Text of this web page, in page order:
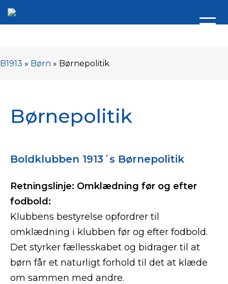
B1913 » Børn » Børnepolitik
Børnepolitik
Boldklubben 1913´s Børnepolitik
Retningslinje: Omklædning før og efter
fodbold:
Klubbens bestyrelse opfordrer til
omklædning i klubben før og efter fodbold.
Det styrker fællesskabet og bidrager til at
børn får et naturligt forhold til det at klæde
om sammen med andre.